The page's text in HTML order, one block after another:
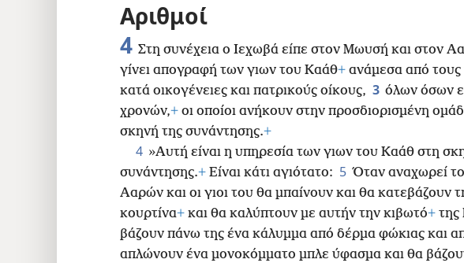
Αριθμοί
4 Στη συνέχεια ο Ιεχωβά είπε στον Μωυσή και στον
γίνει απογραφή των γιων του Καάθ+ ανάμεσα από τους
κατά οικογένειες και πατρικούς οίκους, 3 όλων όσων
χρονών,+ οι οποίοι ανήκουν στην προσδιορισμένη
σκηνή της συνάντησης.+
4 »Αυτή είναι η υπηρεσία των γιων του Καάθ στη
συνάντησης.+ Είναι κάτι αγιότατο: 5 Όταν αναχωρεί
Ααρών και οι γιοι του θα μπαίνουν και θα κατεβάζουν
κουρτίνα+ και θα καλύπτουν με αυτήν την κιβωτό+ της
βάζουν πάνω της ένα κάλυμμα από δέρμα φώκιας και
απλώνουν ένα μονοκόμματο μπλε ύφασμα και θα